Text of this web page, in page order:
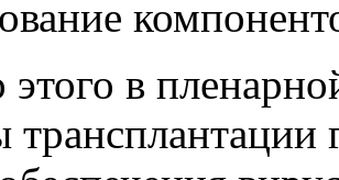
в
трансплантации